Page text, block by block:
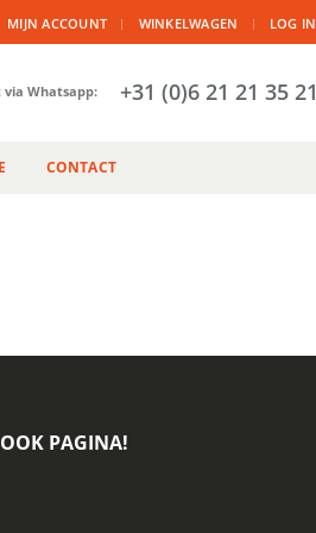
MIJN ACCOUNT WINKELWAGEN LOG IN
Whatsapp: +31 (0)6 21 21 35 21
CONTACT
PAGINA!